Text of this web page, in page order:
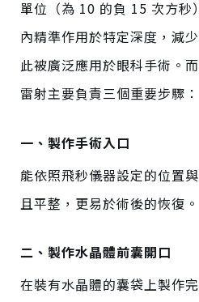
單位（為 10 的負 15 次方秒
內精準作用於特定深度，減
此被廣泛應用於眼科手術。 而
雷射主要負責三個重要步驟：
一、製作手術入口
能依照飛秒儀器設定的位置
且平整，更易於術後的恢復。
二、製作水晶體前囊開口
在裝有水晶體的囊袋上製作